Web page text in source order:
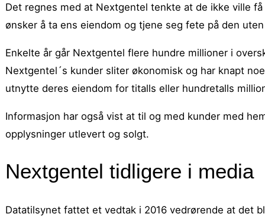
Det regnes med at Nextgentel tenkte at de ikke ville
ønsker å ta ens eiendom og tjene seg fete på den
Enkelte år går Nextgentel flere hundre millioner i
Nextgentel´s kunder sliter økonomisk og har knapt
utnytte deres eiendom for titalls eller hundretalls
Informasjon har også vist at til og med kunder med
opplysninger utlevert og solgt.
Nextgentel tidligere i media
Datatilsynet fattet et vedtak i 2016 vedrørende at det